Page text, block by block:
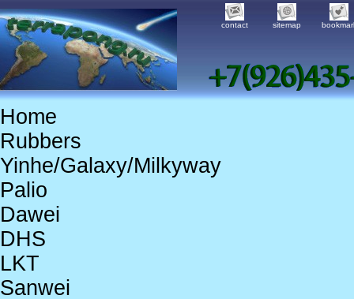
contact sitemap
Home
Rubbers
Yinhe/Galaxy/Milkyway
Palio
Dawei
DHS
LKT
Sanwei